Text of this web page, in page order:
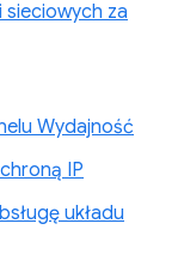
za
Wydajność
IP
układu